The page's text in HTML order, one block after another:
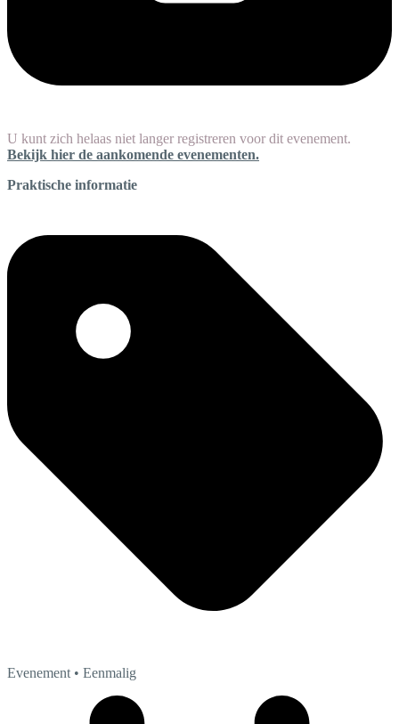
U kunt zich helaas niet langer registreren voor dit evenement.
Bekijk hier de aankomende evenementen.
Praktische informatie
Evenement • Eenmalig